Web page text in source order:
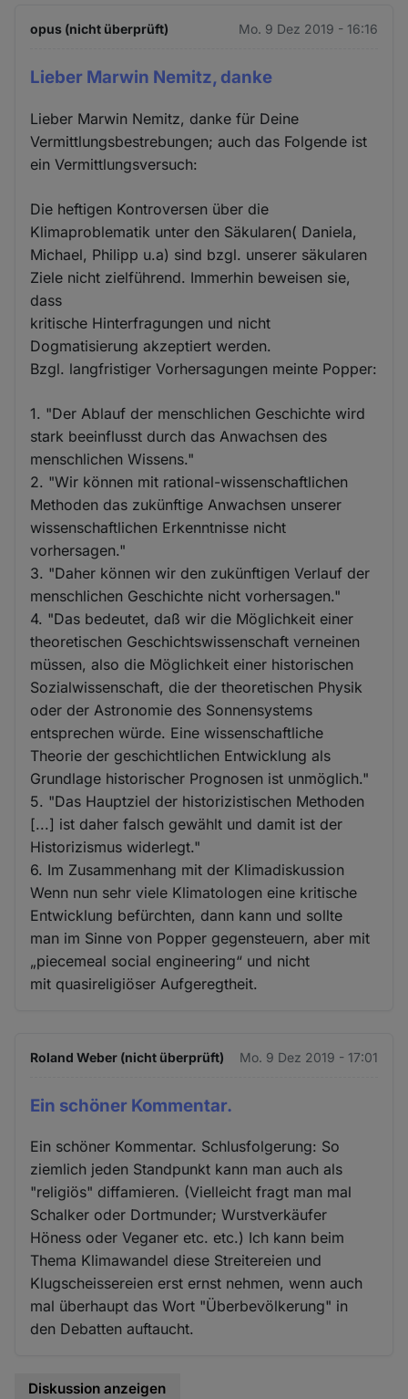
opus (nicht überprüft) Mo. 9 Dez 2019 - 16:16
Lieber Marwin Nemitz, danke
Lieber Marwin Nemitz, danke für Deine
Vermittlungsbestrebungen; auch das Folgende ist
ein Vermittlungsversuch:
Die heftigen Kontroversen über die
Klimaproblematik unter den Säkularen( Daniela,
Michael, Philipp u.a) sind bzgl. unserer säkularen
Ziele nicht zielführend. Immerhin beweisen sie,
dass
kritische Hinterfragungen und nicht
Dogmatisierung akzeptiert werden.
Bzgl. langfristiger Vorhersagungen meinte Popper:
1. "Der Ablauf der menschlichen Geschichte wird
stark beeinflusst durch das Anwachsen des
menschlichen Wissens."
2. "Wir können mit rational-wissenschaftlichen
Methoden das zukünftige Anwachsen unserer
wissenschaftlichen Erkenntnisse nicht
vorhersagen."
3. "Daher können wir den zukünftigen Verlauf der
menschlichen Geschichte nicht vorhersagen."
4. "Das bedeutet, daß wir die Möglichkeit einer
theoretischen Geschichtswissenschaft verneinen
müssen, also die Möglichkeit einer historischen
Sozialwissenschaft, die der theoretischen Physik
oder der Astronomie des Sonnensystems
entsprechen würde. Eine wissenschaftliche
Theorie der geschichtlichen Entwicklung als
Grundlage historischer Prognosen ist unmöglich."
5. "Das Hauptziel der historizistischen Methoden
[...] ist daher falsch gewählt und damit ist der
Historizismus widerlegt."
6. Im Zusammenhang mit der Klimadiskussion
Wenn nun sehr viele Klimatologen eine kritische
Entwicklung befürchten, dann kann und sollte
man im Sinne von Popper gegensteuern, aber mit
„piecemeal social engineering“ und nicht
mit quasireligiöser Aufgeregtheit.
Roland Weber (nicht überprüft) Mo. 9 Dez 2019 - 17:01
Ein schöner Kommentar.
Ein schöner Kommentar. Schlusfolgerung: So
ziemlich jeden Standpunkt kann man auch als
"religiös" diffamieren. (Vielleicht fragt man mal
Schalker oder Dortmunder; Wurstverkäufer
Höness oder Veganer etc. etc.) Ich kann beim
Thema Klimawandel diese Streitereien und
Klugscheissereien erst ernst nehmen, wenn auch
mal überhaupt das Wort "Überbevölkerung" in
den Debatten auftaucht.
Diskussion anzeigen